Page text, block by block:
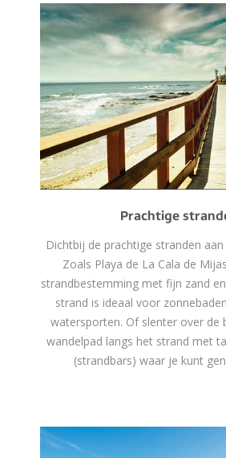
Prachtige
Dichtbij de prachtige stranden
Zoals Playa de La Cala de
strandbestemming met fijn zand
strand is ideaal voor
watersporten. Of slenter over de
wandelpad langs het strand met
(strandbars) waar je kunt